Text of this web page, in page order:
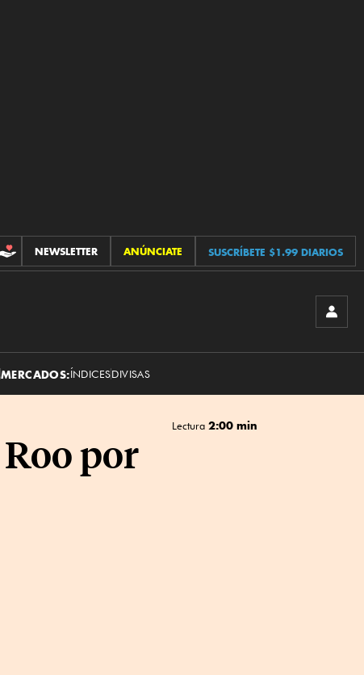
CONTRIBUCIONES
NEWSLETTER ANÚNCIATE SUSCRÍBETE $1.99 DIARIOS
MERCADOS:ÍNDICESDIVISAS
Lectura 2:00 min
por